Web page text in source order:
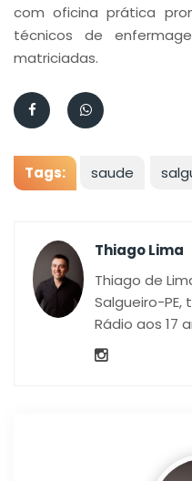
com oficina prática
técnicos de
matriciadas.
Tags: saude
Thiago Lima
Thiago de
Salgueiro-PE,
Rádio aos 17